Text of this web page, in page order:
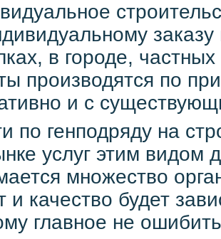
в городе,
производятся по
и с
по генподряду на
услуг этим видом
множество
и качество будет
главное не